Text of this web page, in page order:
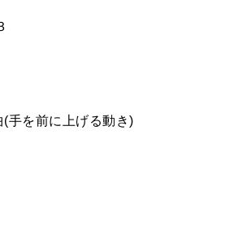
(手を前に上げる動き)